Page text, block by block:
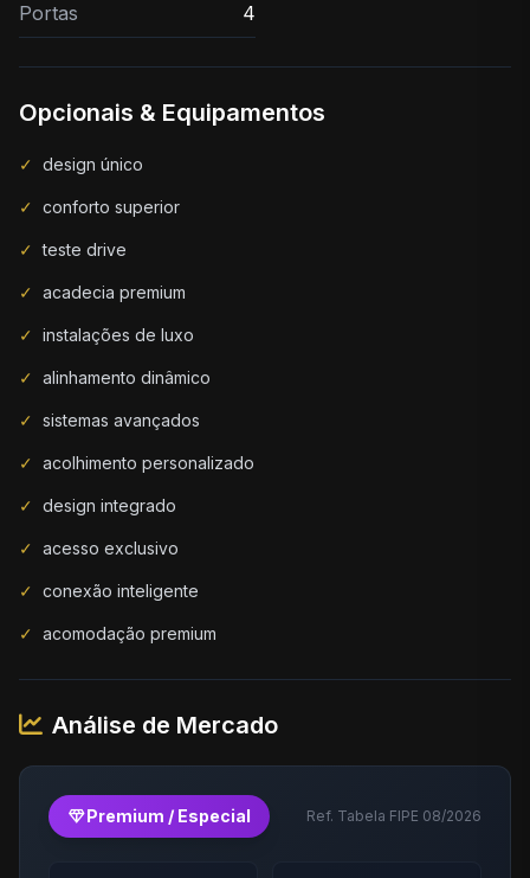
Portas 4
Opcionais & Equipamentos
✓ design único
✓ conforto superior
✓ teste drive
✓ acadecia premium
✓ instalações de luxo
✓ alinhamento dinâmico
✓ sistemas avançados
✓ acolhimento personalizado
✓ design integrado
✓ acesso exclusivo
✓ conexão inteligente
✓ acomodação premium
Análise de Mercado
diamondPremium / Especial Ref. Tabela FIPE 08/2026